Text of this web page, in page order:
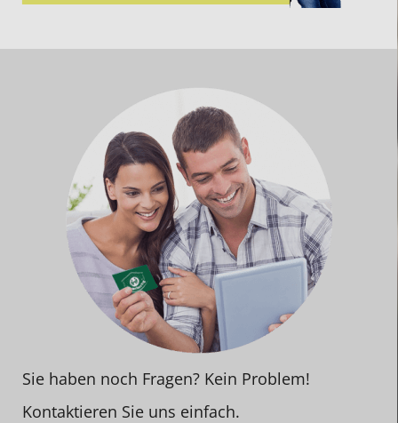
Sie haben noch Fragen? Kein Problem!
Kontaktieren Sie uns einfach.